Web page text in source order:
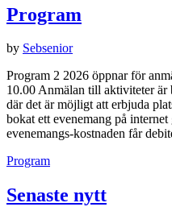
Program
by Sebsenior
Program 2 2026 öppnar för
10.00 Anmälan till aktiviteter
där det är möjligt att erbjuda
bokat ett evenemang på
evenemangs-kostnaden får
Program
Senaste nytt